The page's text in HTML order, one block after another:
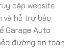
cập website
hỗ trợ bảo
Garage Auto
đường an toàn